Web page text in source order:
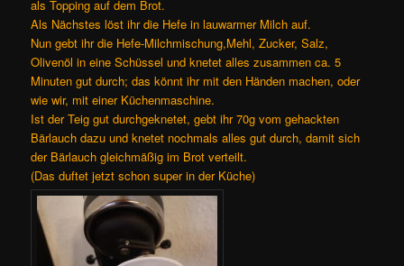
als Topping auf dem Brot.
Als Nächstes löst ihr die Hefe in lauwarmer Milch auf.
Nun gebt ihr die Hefe-Milchmischung,Mehl, Zucker, Salz,
Olivenöl in eine Schüssel und knetet alles zusammen ca. 5
Minuten gut durch; das könnt ihr mit den Händen machen, oder
wie wir, mit einer Küchenmaschine.
Ist der Teig gut durchgeknetet, gebt ihr 70g vom gehackten
Bärlauch dazu und knetet nochmals alles gut durch, damit sich
der Bärlauch gleichmäßig im Brot verteilt.
(Das duftet jetzt schon super in der Küche)